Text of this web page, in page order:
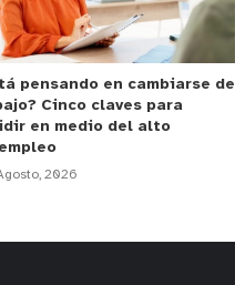
pensando en cambiarse de
Cinco claves para
en medio del alto
2026